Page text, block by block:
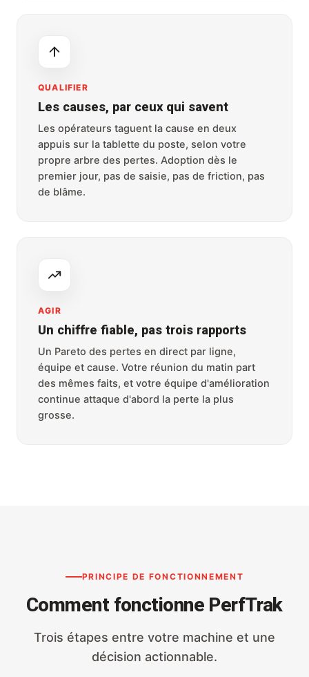
QUALIFIER
Les causes, par ceux qui savent
Les opérateurs taguent la cause en deux
appuis sur la tablette du poste, selon votre
propre arbre des pertes. Adoption dès le
premier jour, pas de saisie, pas de friction, pas
de blâme.
AGIR
Un chiffre fiable, pas trois rapports
Un Pareto des pertes en direct par ligne,
équipe et cause. Votre réunion du matin part
des mêmes faits, et votre équipe d'amélioration
continue attaque d'abord la perte la plus
grosse.
PRINCIPE DE FONCTIONNEMENT
Comment fonctionne PerfTrak
Trois étapes entre votre machine et une
décision actionnable.